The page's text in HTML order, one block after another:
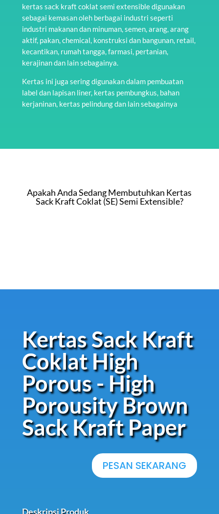
kertas sack kraft coklat semi extensible digunakan
sebagai kemasan oleh berbagai industri seperti
industri makanan dan minuman, semen, arang, arang
aktif, pakan, chemical, konstruksi dan bangunan, retail,
kecantikan, rumah tangga, farmasi, pertanian,
kerajinan dan lain sebagainya.
Kertas ini juga sering digunakan dalam pembuatan
label dan lapisan liner, kertas pembungkus, bahan
kerjaninan, kertas pelindung dan lain sebagainya
Apakah Anda Sedang Membutuhkan Kertas
Sack Kraft Coklat (SE) Semi Extensible?
Kertas Sack Kraft
Coklat High
Porous - High
Porousity Brown
Sack Kraft Paper
PESAN SEKARANG
Deskripsi Produk